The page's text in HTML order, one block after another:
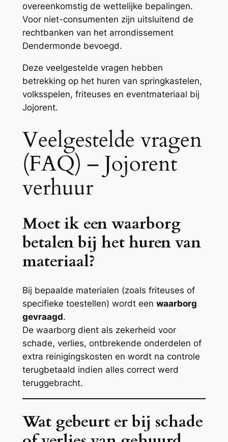
overeenkomstig de wettelijke bepalingen.
Voor niet-consumenten zijn uitsluitend de
rechtbanken van het arrondissement
Dendermonde bevoegd.
Deze veelgestelde vragen hebben
betrekking op het huren van springkastelen,
volksspelen, friteuses en eventmateriaal bij
Jojorent.
Veelgestelde vragen
(FAQ) – Jojorent
verhuur
Moet ik een waarborg
betalen bij het huren van
materiaal?
Bij bepaalde materialen (zoals friteuses of
specifieke toestellen) wordt een waarborg
gevraagd.
De waarborg dient als zekerheid voor
schade, verlies, ontbrekende onderdelen of
extra reinigingskosten en wordt na controle
terugbetaald indien alles correct werd
teruggebracht.
Wat gebeurt er bij schade